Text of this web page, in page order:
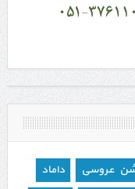
عروسی
داماد